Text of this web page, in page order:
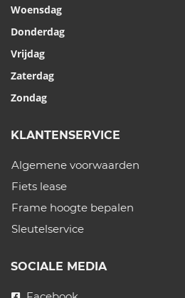
Woensdag
Donderdag
Vrijdag
Zaterdag
Zondag
KLANTENSERVICE
Algemene voorwaarden
Fiets lease
Frame hoogte bepalen
Sleutelservice
SOCIALE MEDIA